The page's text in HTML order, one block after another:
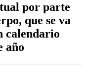
por parte
que se va
calendario
año